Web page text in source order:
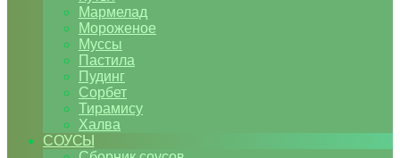
Мармелад
Мороженое
Муссы
Пастила
Пудинг
Сорбет
Тирамису
Халва
СОУСЫ